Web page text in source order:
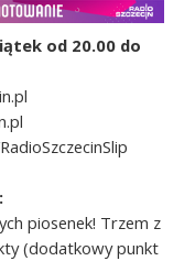
od 20.00 do
piosenek! Trzem z
(dodatkowy punkt